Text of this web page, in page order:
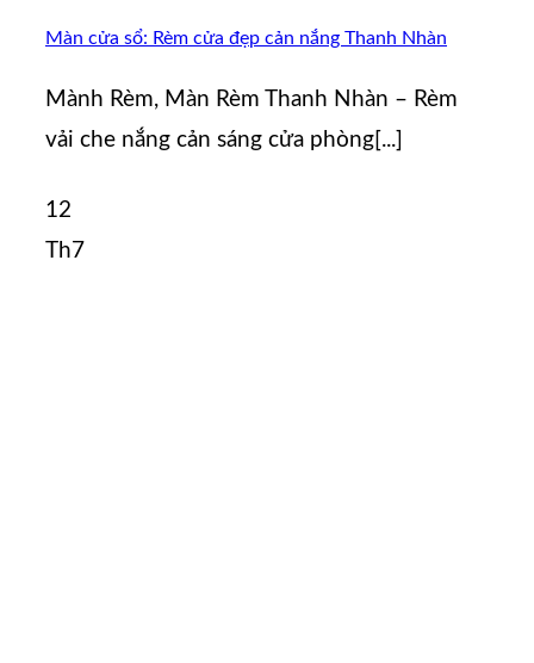
Màn cửa sổ: Rèm cửa đẹp cản nắng Thanh Nhàn
Mành Rèm, Màn Rèm Thanh Nhàn – Rèm
vải che nắng cản sáng cửa phòng[...]
12
Th7